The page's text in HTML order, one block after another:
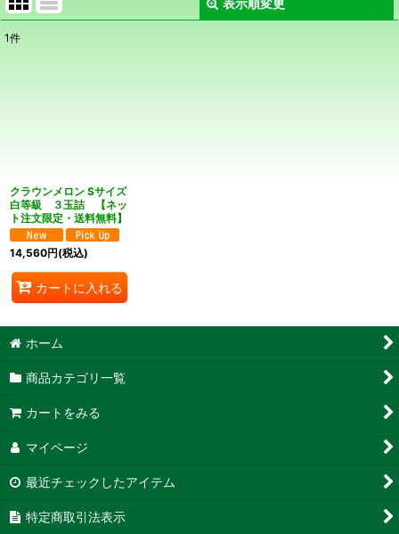
表示順変更
1件
クラウンメロン Sサイズ
白等級 ３玉詰 【ネッ
ト注文限定・送料無料】
14,560円(税込)
カートに入れる
ホーム
商品カテゴリ一覧
カートをみる
マイページ
最近チェックしたアイテム
特定商取引法表示